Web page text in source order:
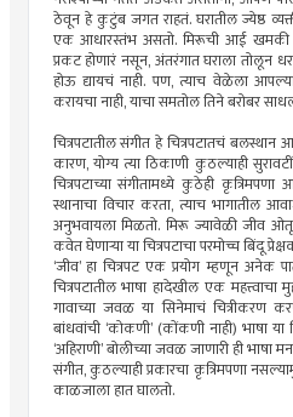
ठेवून हे कुटुंब जगत राहतं. घरातील ज्येष्ठ
एक आधारस्तंभ असतो. मिरूची आई खमकी
प्रकट होणारं नसून, अंतरंगात घराला तोलून
होऊ द्यायचं नाही. पण, त्याच वेळेला
करायचा नाही, याचा समतोल तिने बरोबर
चित्रपटातील संगीत हे चित्रपटातचं
कारण, योग्य त्या ठिकाणी कुठल्याही
चित्रपटाच्या संगीतामध्ये कुठेही
स्थानाचा विचार करता, त्याच भागातील
अनुभवायला मिळतो. मिरू ज्यावेळी जीव
कवेत घेणार्‍या या चित्रपटाचा परमोच्च बिंदू
‘जीव’ हा चित्रपट एक प्रयोग म्हणून अनेक
चित्रपटातील भाषा हादेखील एक महत्त्वाचा
गावाच्या जवळ या सिनेमाचं चित्रीकरण
बांधवांची ‘कोकणी’ (कोंकणी नाही) भाषा
‘अहिराणी’ बोलीच्या जवळ जाणारी ही भाषा
संगीत, कुठल्याही प्रकारचा कृत्रिमपणा
काळजाला हात घालतो.